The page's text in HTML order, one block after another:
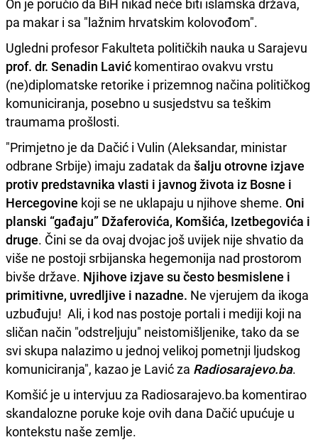
pa makar i sa "lažnim hrvatskim kolovođom".
Ugledni profesor Fakulteta političkih nauka u Sarajevu
prof. dr. Senadin Lavić komentirao ovakvu vrstu
(ne)diplomatske retorike i prizemnog načina političkog
komuniciranja, posebno u susjedstvu sa teškim
traumama prošlosti.
"Primjetno je da Dačić i Vulin (Aleksandar, ministar
odbrane Srbije) imaju zadatak da šalju otrovne izjave
protiv predstavnika vlasti i javnog života iz Bosne i
Hercegovine koji se ne uklapaju u njihove sheme. Oni
planski “gađaju” Džaferovića, Komšića, Izetbegovića i
druge. Čini se da ovaj dvojac još uvijek nije shvatio da
više ne postoji srbijanska hegemonija nad prostorom
bivše države. Njihove izjave su često besmislene i
primitivne, uvredljive i nazadne. Ne vjerujem da ikoga
uzbuđuju! Ali, i kod nas postoje portali i mediji koji na
sličan način "odstreljuju" neistomišljenike, tako da se
svi skupa nalazimo u jednoj velikoj pometnji ljudskog
komuniciranja", kazao je Lavić za Radiosarajevo.ba.
Komšić je u intervjuu za Radiosarajevo.ba komentirao
skandalozne poruke koje ovih dana Dačić upućuje u
kontekstu naše zemlje.